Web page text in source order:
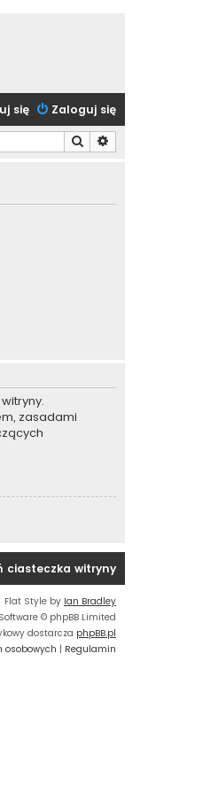
Zaloguj się
się
Szukaj
zasadami
ciasteczka witryny
Flat Style by Ian Bradley
© phpBB Limited
dostarcza phpBB.pl
osobowych | Regulamin